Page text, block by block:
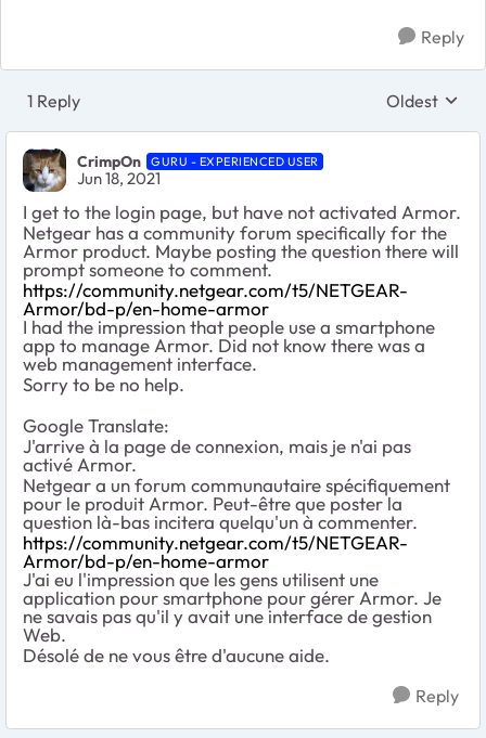
Reply
1 Reply Replies
Oldest
CrimpOn GURU - EXPERIENCED USER
Jun 18, 2021
I get to the login page, but have not activated Armor.
Netgear has a community forum specifically for the
Armor product. Maybe posting the question there will
prompt someone to comment.
https://community.netgear.com/t5/NETGEAR-
Armor/bd-p/en-home-armor
I had the impression that people use a smartphone
app to manage Armor. Did not know there was a
web management interface.
Sorry to be no help.
Google Translate:
J'arrive à la page de connexion, mais je n'ai pas
activé Armor.
Netgear a un forum communautaire spécifiquement
pour le produit Armor. Peut-être que poster la
question là-bas incitera quelqu'un à commenter.
https://community.netgear.com/t5/NETGEAR-
Armor/bd-p/en-home-armor
J'ai eu l'impression que les gens utilisent une
application pour smartphone pour gérer Armor. Je
ne savais pas qu'il y avait une interface de gestion
Web.
Désolé de ne vous être d'aucune aide.
Reply